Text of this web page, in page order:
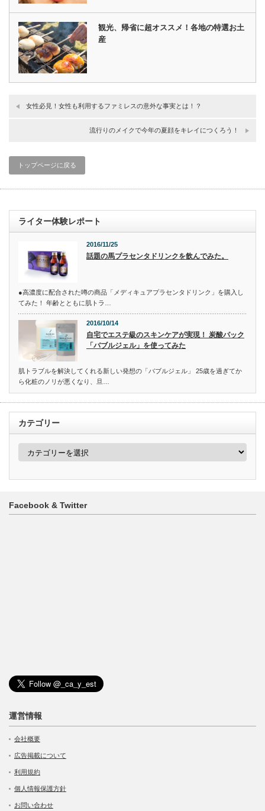
観光、帰省に超オススメ！各地の特選お土
産
女性必見！女性も利用するファミレスの意外な事実とは！？
流行りのメイクで今年の夏顔をキレイにつくろう！
トップページに戻る
ライター体験レポート
2016/11/25
話題の馬プラセンタドリンクを飲んでみた。
●高濃度に配合された噂の商品「メディキュアプラセンタドリンク」を購入し
てみた！ 年齢とともに肌トラ…
2016/10/14
自宅でエステ級のスキンケアが実現！ 炭酸パック
「バブルジェル」を使ってみた
肌トラブルを解決してくれる新しい発想の「バブルジェル」 25歳を過ぎてか
ら化粧のノリが悪くなり、旦…
カテゴリー
カ
ー
Facebook & Twitter
運営情報
会社概要
広告掲載について
利用規約
個人情報保護方針
お問い合わせ